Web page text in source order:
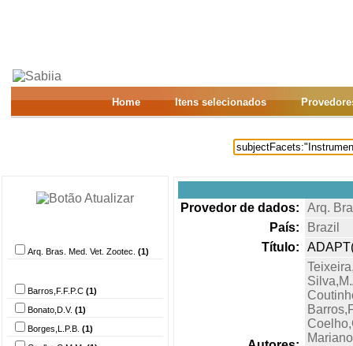
Home Itens selecionados
Arq. Bras. Med. Vet. Zootec. (1)
Barros,F.F.P.C (1)
Bonato,D.V. (1)
Borges,L.P.B. (1)
Provedor de dados:
Arq.
País:
Brazil
Título: